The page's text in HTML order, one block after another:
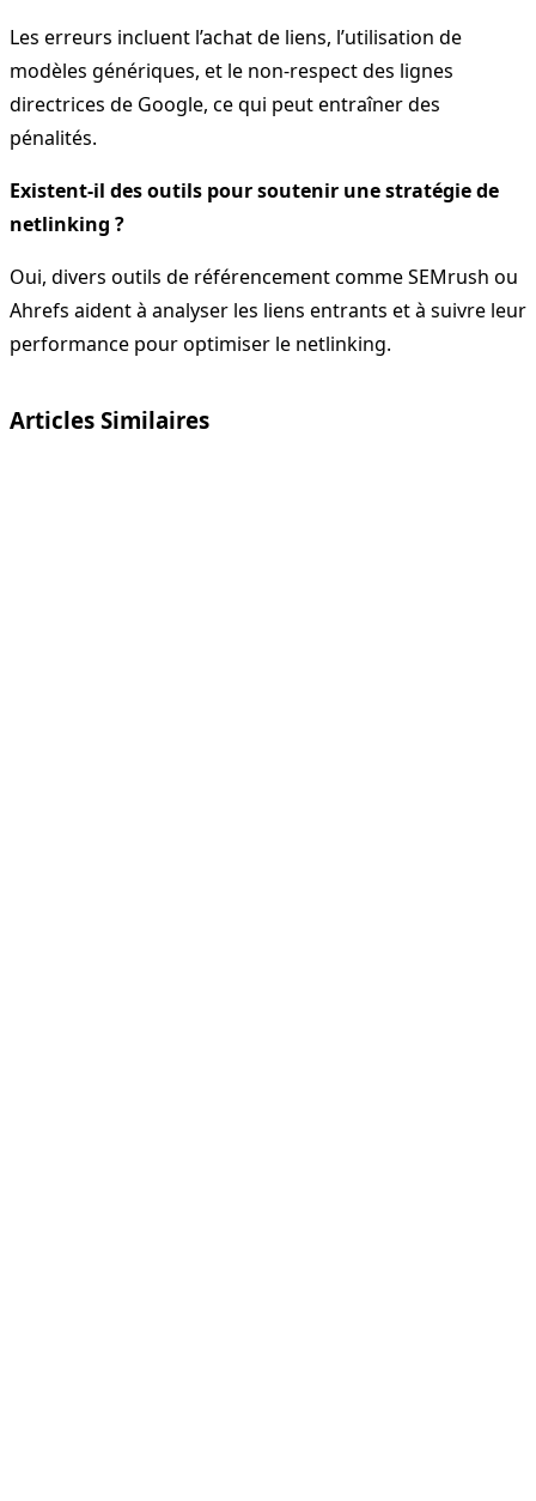
Les erreurs incluent l’achat de liens, l’utilisation de
modèles génériques, et le non-respect des lignes
directrices de Google, ce qui peut entraîner des
pénalités.
Existent-il des outils pour soutenir une stratégie de
netlinking ?
Oui, divers outils de référencement comme SEMrush ou
Ahrefs aident à analyser les liens entrants et à suivre leur
performance pour optimiser le netlinking.
Articles Similaires